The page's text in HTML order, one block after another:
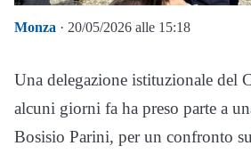
Monza · 20/05/2026 alle 15:18
Una delegazione istituzionale del
alcuni giorni fa ha preso parte a
Bosisio Parini, per un confronto